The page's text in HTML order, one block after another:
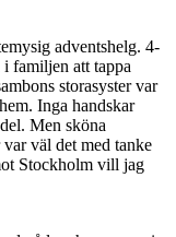
adventshelg. 4-
familjen att tappa
storasyster var
Inga handskar
Men sköna
väl det med tanke
Stockholm vill jag